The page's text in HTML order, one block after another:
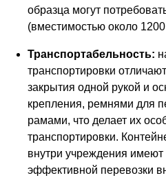
образца могут
(вместимостью около
Транспортабельность:
транспортировки
закрытия одной рукой и
крепления, ремнями для
рамами, что делает их
транспортировки.
внутри учреждения
эффективной перевозки